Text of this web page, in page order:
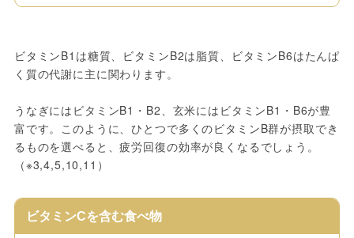
ビタミンB1は糖質、ビタミンB2は脂質、ビタミンB6はたんぱ
く質の代謝に主に関わります。
うなぎにはビタミンB1・B2、玄米にはビタミンB1・B6が豊
富です。このように、ひとつで多くのビタミンB群が摂取でき
るものを選べると、疲労回復の効率が良くなるでしょう。
（※3,4,5,10,11）
ビタミンCを含む食べ物